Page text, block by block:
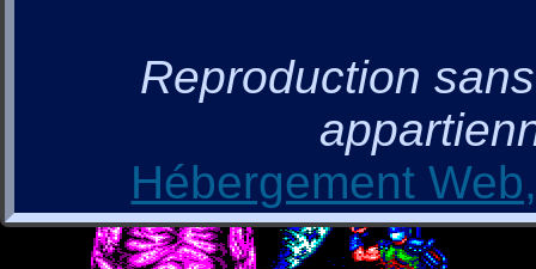
Reproduction
Hébergement